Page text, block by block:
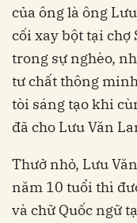
của ông là ông
cối xay bột tại chợ
trong sự nghèo,
tư chất thông
tòi sáng tạo khi
đã cho Lưu Văn
Thưở nhỏ, Lưu
năm 10 tuổi thì
và chữ Quốc ngữ